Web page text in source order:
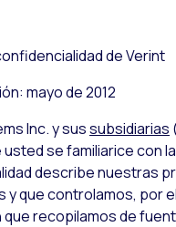
de Verint
mayo de 2012
Inc. y sussubsidiarias
se familiarice con
describe nuestras
y que controlamos, por
recopilamos de